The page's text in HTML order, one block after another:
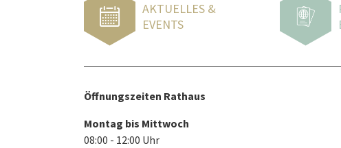
AKTUELLES &
EVENTS
Öffnungszeiten Rathaus
Montag bis Mittwoch
08:00 - 12:00 Uhr